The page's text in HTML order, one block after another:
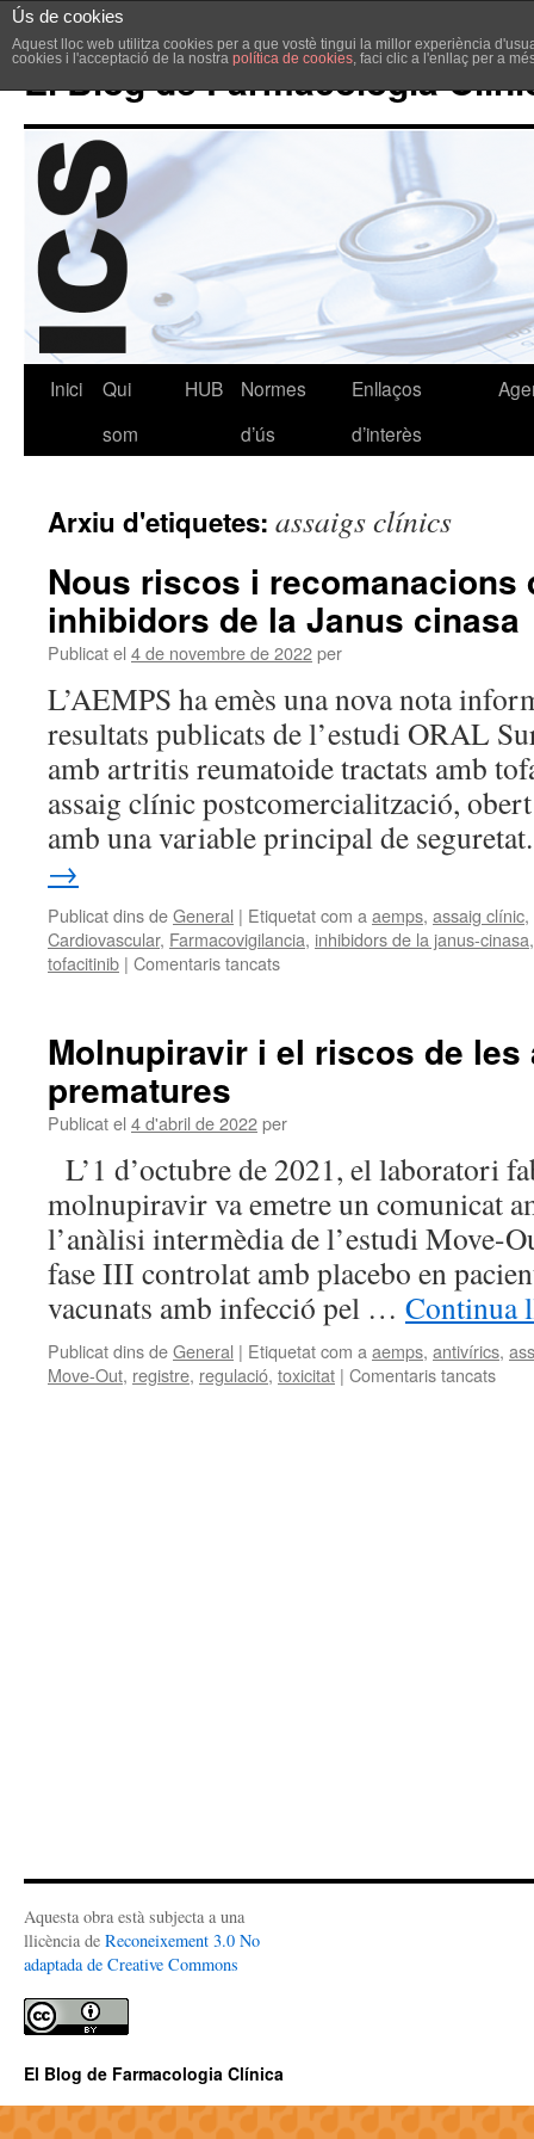
Ús de cookies
Aquest lloc web utilitza cookies per a que vostè tingui la millor experiència
cookies i l'acceptació de la nostra política de cookies, faci clic a l'enllaç per a
El Blog de Farmacologia
Inici
Qui
som
HUB
Normes
d’ús
Enllaços
d’interès
Arxiu d'etiquetes: assaigs clínics
Nous riscos i recomanacions
inhibidors de la Janus cinasa
Publicat el 4 de novembre de 2022per
L’AEMPS ha emès una nova nota
resultats publicats de l’estudi ORAL
amb artritis reumatoide tractats amb
assaig clínic postcomercialització,
amb una variable principal de
→
Publicat dins deGeneral | Etiquetat com a aemps, assaig clínic,
Cardiovascular, Farmacovigilancia, inhibidors de la janus-cinasa
tofacitinib | Comentaris tancats
Molnupiravir i el riscos de
prematures
Publicat el 4 d'abril de 2022per
L’1 d’octubre de 2021, el laboratori
molnupiravir va emetre un comunicat
l’anàlisi intermèdia de l’estudi Move-
fase III controlat amb placebo en
vacunats amb infecció pel … Continua
Publicat dins deGeneral | Etiquetat com a aemps, antivírics,
Move-Out, registre, regulació, toxicitat | Comentaris tancats
Aquesta obra està subjecta a una
llicència de Reconeixement 3.0 No
adaptada de Creative Commons
El Blog de Farmacologia Clínica